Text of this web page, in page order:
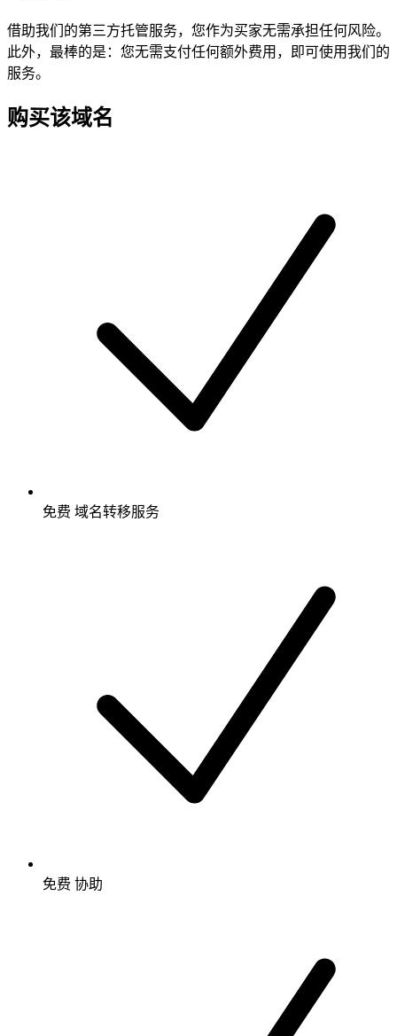
借助我们的第三方托管服务，您作为买家无需承担任何风险。
此外，最棒的是：您无需支付任何额外费用，即可使用我们的
服务。
购买该域名
免费 域名转移服务
免费 协助